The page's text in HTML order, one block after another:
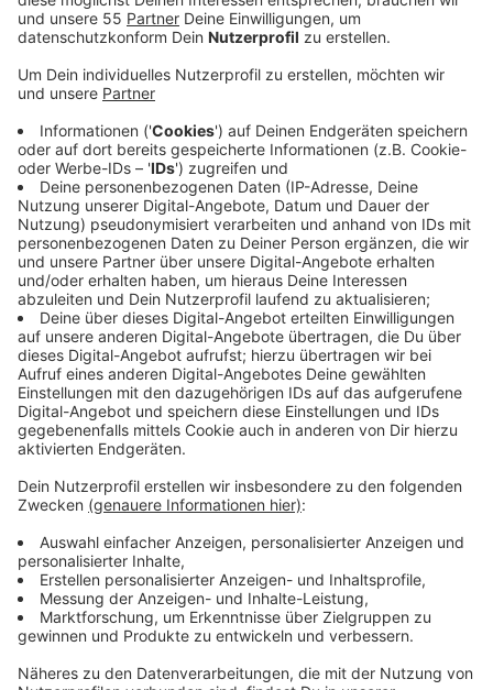
Veröffentlicht:Dienstag, 04.08.2020 13:41
Anzeige
Dieser liege mit Corona im Krankenhaus und benötige
40.000 Euro für eine Behandlung. Der Senior bekam
Zweifel an der Geschichte und legte auf. Kurz danach
rief dann eine falsche Polizistin an. Sie teilte dem 79-
Jährigen mit, dass er gerade Opfer eines Betrügers
geworden sei. Er könne aber dabei helfen, die
Betrugsbande zu fassen. Die Polizistin überredete den
Senior, einen fünfstelligen Betrag bei der Bank
abzuheben - und das Geld an einen Abholer auf der
Robert-Koch-Straße zu übergeben. Die Polizei sucht
nun nach dem Boten. Außerdem bittet sie Angehörige
vorallem älterer Menschen, mit ihnen über diese
Betrugsmaschen zu sprechen. Außerdem sollten
Bankmitarbeiter stutzig werden, wenn Senioren
sollten sie die Polizei rufen.
Anzeige